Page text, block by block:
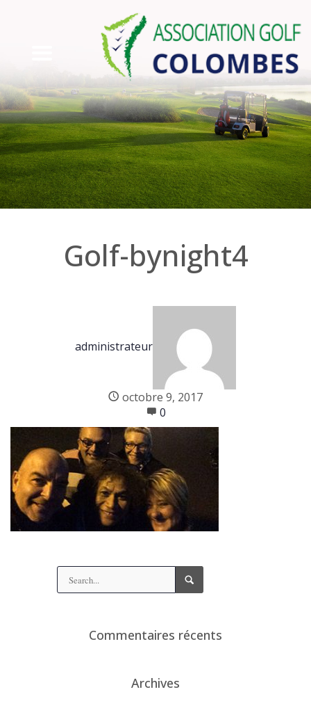
Golf-bynight4
administrateur
octobre 9, 2017
0
Commentaires récents
Archives